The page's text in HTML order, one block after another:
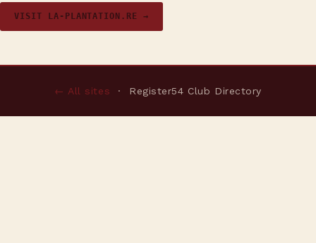
VISIT LA-PLANTATION.RE →
← All sites · Register54 Club Directory